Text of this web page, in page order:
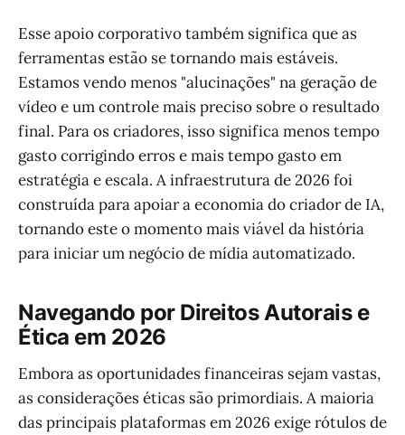
Esse apoio corporativo também significa que as
ferramentas estão se tornando mais estáveis.
Estamos vendo menos "alucinações" na geração de
vídeo e um controle mais preciso sobre o resultado
final. Para os criadores, isso significa menos tempo
gasto corrigindo erros e mais tempo gasto em
estratégia e escala. A infraestrutura de 2026 foi
construída para apoiar a economia do criador de IA,
tornando este o momento mais viável da história
para iniciar um negócio de mídia automatizado.
Navegando por Direitos Autorais e
Ética em 2026
Embora as oportunidades financeiras sejam vastas,
as considerações éticas são primordiais. A maioria
das principais plataformas em 2026 exige rótulos de